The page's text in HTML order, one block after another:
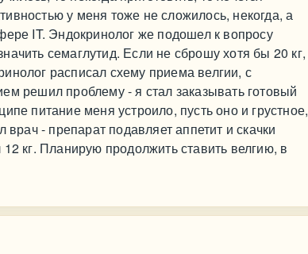
у меня тоже не сложилось, некогда, а
IT. Эндокринолог же подошел к вопросу
семаглутид. Если не сброшу хотя бы 20 кг,
расписал схему приема велгии, с
решил проблему - я стал заказывать готовый
питание меня устроило, пусть оно и грустное,
врач - препарат подавляет аппетит и скачки
кг. Планирую продолжить ставить велгию, в